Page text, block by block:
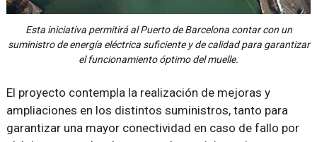
Esta iniciativa permitirá al Puerto de Barcelona contar con un
suministro de energía eléctrica suficiente y de calidad para garantizar
el funcionamiento óptimo del muelle.
El proyecto contempla la realización de mejoras y
ampliaciones en los distintos suministros, tanto para
garantizar una mayor conectividad en caso de fallo por